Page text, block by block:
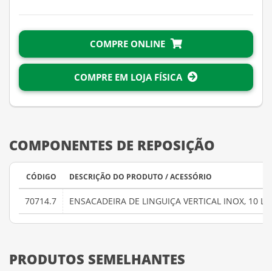
COMPRE ONLINE
COMPRE EM LOJA FÍSICA
COMPONENTES DE REPOSIÇÃO
CÓDIGO DESCRIÇÃO DO PRODUTO / ACESSÓRIO
70714.7 ENSACADEIRA DE LINGUIÇA VERTICAL INOX, 10
PRODUTOS SEMELHANTES